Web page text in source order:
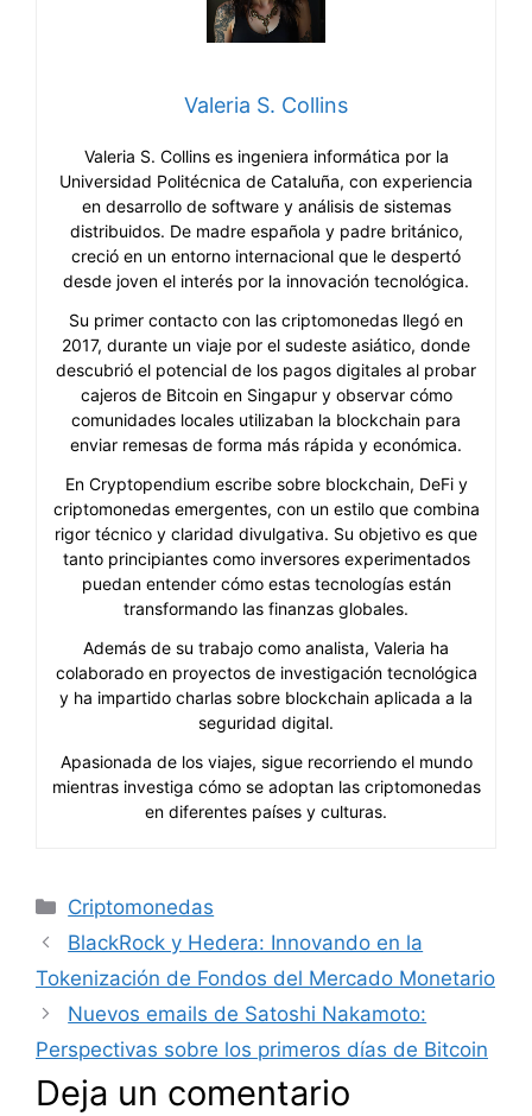
Valeria S. Collins
Valeria S. Collins es ingeniera informática por la
Universidad Politécnica de Cataluña, con experiencia
en desarrollo de software y análisis de sistemas
distribuidos. De madre española y padre británico,
creció en un entorno internacional que le despertó
desde joven el interés por la innovación tecnológica.
Su primer contacto con las criptomonedas llegó en
2017, durante un viaje por el sudeste asiático, donde
descubrió el potencial de los pagos digitales al probar
cajeros de Bitcoin en Singapur y observar cómo
comunidades locales utilizaban la blockchain para
enviar remesas de forma más rápida y económica.
En Cryptopendium escribe sobre blockchain, DeFi y
criptomonedas emergentes, con un estilo que combina
rigor técnico y claridad divulgativa. Su objetivo es que
tanto principiantes como inversores experimentados
puedan entender cómo estas tecnologías están
transformando las finanzas globales.
Además de su trabajo como analista, Valeria ha
colaborado en proyectos de investigación tecnológica
y ha impartido charlas sobre blockchain aplicada a la
seguridad digital.
Apasionada de los viajes, sigue recorriendo el mundo
mientras investiga cómo se adoptan las criptomonedas
en diferentes países y culturas.
Categorías
Criptomonedas
BlackRock y Hedera: Innovando en la
Tokenización de Fondos del Mercado Monetario
Nuevos emails de Satoshi Nakamoto:
Perspectivas sobre los primeros días de Bitcoin
Deja un comentario